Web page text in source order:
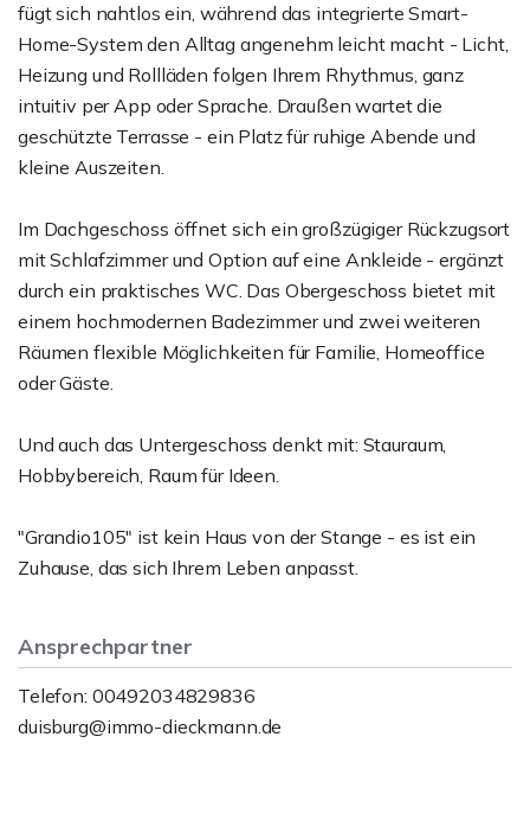
fügt sich nahtlos ein, während das integrierte Smart-
Home-System den Alltag angenehm leicht macht - Licht,
Heizung und Rollläden folgen Ihrem Rhythmus, ganz
intuitiv per App oder Sprache. Draußen wartet die
geschützte Terrasse - ein Platz für ruhige Abende und
kleine Auszeiten.
Im Dachgeschoss öffnet sich ein großzügiger Rückzugsort
mit Schlafzimmer und Option auf eine Ankleide - ergänzt
durch ein praktisches WC. Das Obergeschoss bietet mit
einem hochmodernen Badezimmer und zwei weiteren
Räumen flexible Möglichkeiten für Familie, Homeoffice
oder Gäste.
Und auch das Untergeschoss denkt mit: Stauraum,
Hobbybereich, Raum für Ideen.
"Grandio105" ist kein Haus von der Stange - es ist ein
Zuhause, das sich Ihrem Leben anpasst.
Ansprechpartner
Telefon: 00492034829836
duisburg@immo-dieckmann.de